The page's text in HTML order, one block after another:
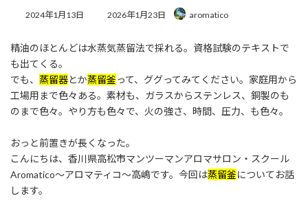
2024年1月13日
最
新
時
:
2026年1月23日 aromatico
精油のほとんどは水蒸気蒸留法で採れる。資格試験のテキストで
も出てくる。
でも、 蒸留器とか蒸留釜って、ググってみてください。家庭用から
工場用まで色々ある。素材も、ガラスからステンレス、銅製のも
のまで色々。やり方も色々で、火の強さ、時間、圧力、も色々。
おっと前置きが長くなった。
こんにちは、香川県高松市マンツーマンアロマサロン・スクール
Aromatico～アロマティコ～高嶋です。今回は蒸留釜についてお話
します。